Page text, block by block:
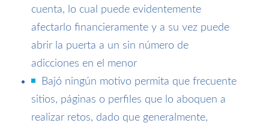
cuenta, lo cual puede evidentemente
afectarlo financieramente y a su vez puede
abrir la puerta a un sin número de
adicciones en el menor
Bajó ningún motivo permita que frecuente
sitios, páginas o perfiles que lo aboquen a
realizar retos, dado que generalmente,